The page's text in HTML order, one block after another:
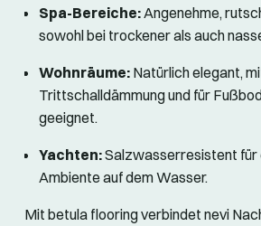
Spa-Bereiche:Angenehme,
sowohl bei trockener als auch
Wohnräume:Natürlich elegant,
Trittschalldämmung und für
geeignet.
Yachten:Salzwasserresistent für
Ambiente auf dem Wasser.
Mit betula flooring verbindet nevi